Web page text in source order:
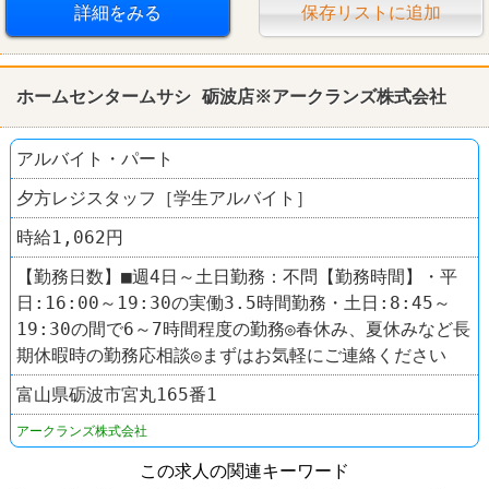
詳細をみる 保存リストに追加
ホームセンタームサシ 砺波店※アークランズ株式会社
アルバイト・パート
夕方レジスタッフ［学生アルバイト］
時給1,062円
【勤務日数】■週4日～土日勤務：不問【勤務時間】・平
日:16:00～19:30の実働3.5時間勤務・土日:8:45～
19:30の間で6～7時間程度の勤務◎春休み、夏休みなど長
期休暇時の勤務応相談◎まずはお気軽にご連絡ください
富山県砺波市宮丸165番1
アークランズ株式会社
この求人の関連キーワード